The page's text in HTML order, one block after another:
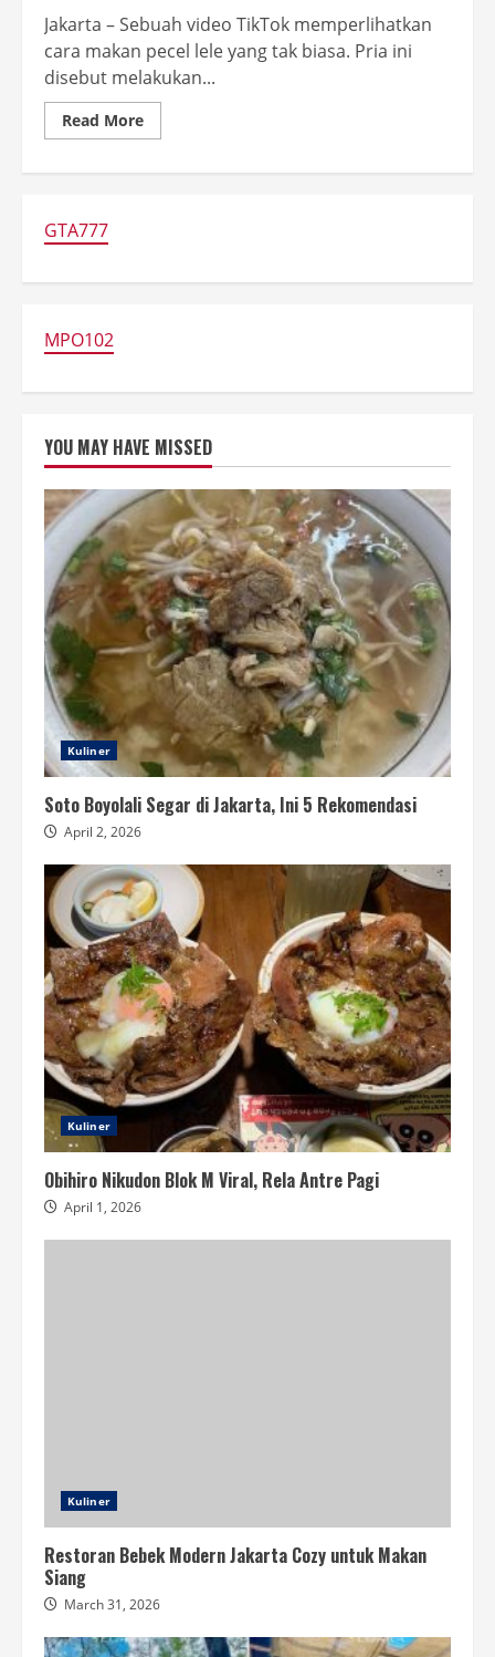
Jakarta – Sebuah video TikTok memperlihatkan
cara makan pecel lele yang tak biasa. Pria ini
disebut melakukan...
Read MoreRead
more
Juga
GTA777
MPO102
YOU MAY HAVE MISSED
Kuliner
Soto Boyolali Segar di Jakarta, Ini 5 Rekomendasi
April 2, 2026
Kuliner
Obihiro Nikudon Blok M Viral, Rela Antre Pagi
April 1, 2026
Kuliner
Restoran Bebek Modern Jakarta Cozy untuk Makan
Siang
March 31, 2026